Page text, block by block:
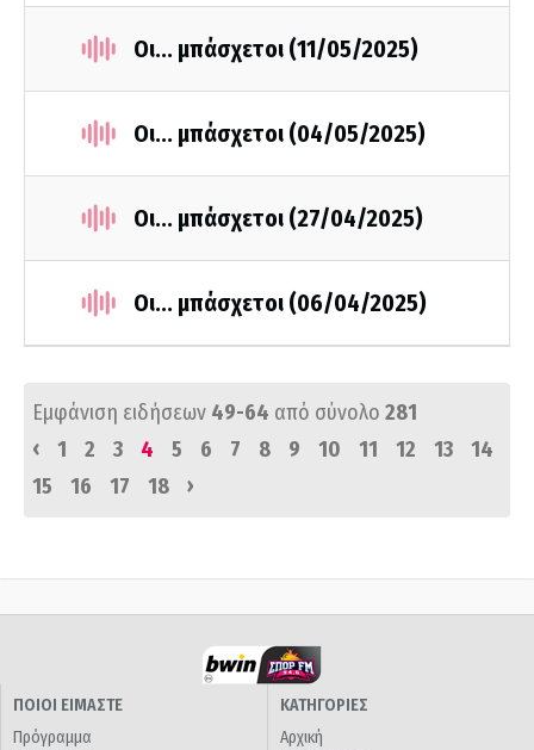
Οι... μπάσχετοι (11/05/2025)
Οι... μπάσχετοι (04/05/2025)
Οι... μπάσχετοι (27/04/2025)
Οι... μπάσχετοι (06/04/2025)
Εμφάνιση ειδήσεων 49-64 από σύνολο 281
‹
1 2 3 4 5 6 7 8 9 10 11 12 13
14
15
16 17 18 ›
ΠΟΙΟΙ ΕΙΜΑΣΤΕ
Πρόγραμμα
ΚΑΤΗΓΟΡΙΕΣ
Αρχική